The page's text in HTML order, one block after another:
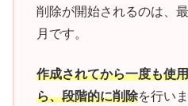
削除が開始されるのは、
月です。
作成されてから一度も使
ら、段階的に削除を行いま